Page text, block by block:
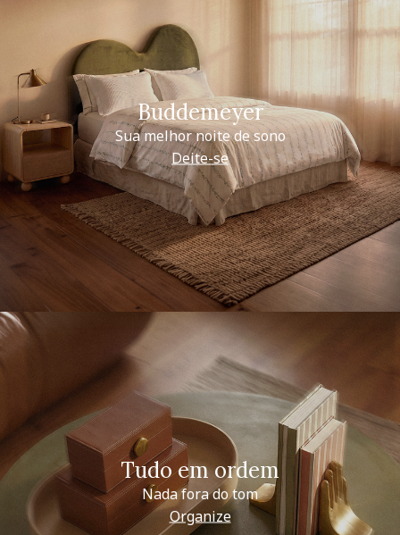
Buddemeyer
Sua melhor noite de sono
Deite-se
Tudo em ordem
Nada fora do tom
Organize